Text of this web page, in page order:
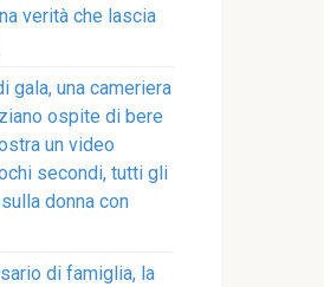
verità che lascia
gala, una cameriera
ospite di bere
un video
secondi, tutti gli
donna con
di famiglia, la